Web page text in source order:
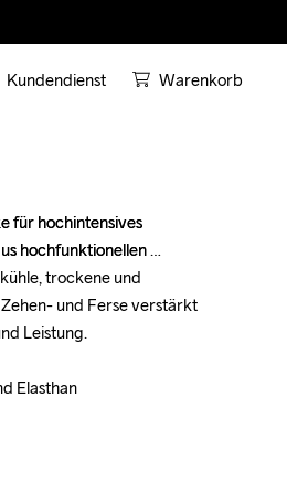
Kundendienst Warenkorb
für hochintensives
hochfunktionellen
trockene und
und Ferse verstärkt
Leistung.
Elasthan
für hochintensives
hochfunktionellen
trockene und
und Ferse verstärkt
Leistung.
Elasthan